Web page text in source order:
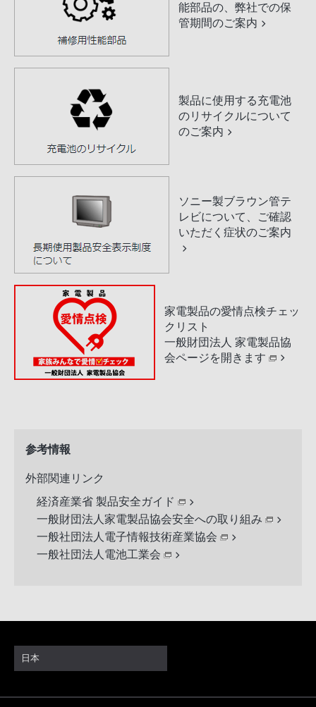
能部品の、弊社での保
管期間のご案内
製品に使用する充電池
のリサイクルについて
のご案内
ソニー製ブラウン管テ
レビについて、ご確認
いただく症状のご案内
家電製品の愛情点検チェッ
クリスト
一般財団法人 家電製品協
会ページを開きます
参考情報
外部関連リンク
経済産業省 製品安全ガイド
一般財団法人家電製品協会安全への取り組み
一般社団法人電子情報技術産業協会
一般社団法人電池工業会
日本